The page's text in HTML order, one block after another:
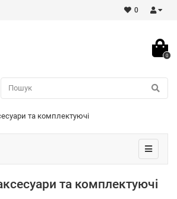
0
0
та комплектуючі
та комплектуючі